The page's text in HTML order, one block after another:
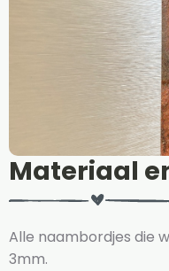
Materiaal
Alle naambordjes die
3mm.